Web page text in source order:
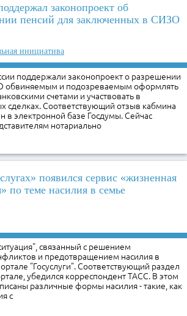
законопроект об
пенсий для заключенных в СИЗО
инициатива
поддержали законопроект о разрешении
обвиняемым и подозреваемым оформлять
счетами и участвовать в
сделках. Соответствующий отзыв кабмина
в электронной базе Госдумы. Сейчас
нотариально
появился сервис «жизненная
по теме насилия в семье
связанный с решением
и предотвращением насилия в
"Госуслуги". Соответствующий раздел
убедился корреспондент ТАСС. В этом
различные формы насилия - такие, как
с